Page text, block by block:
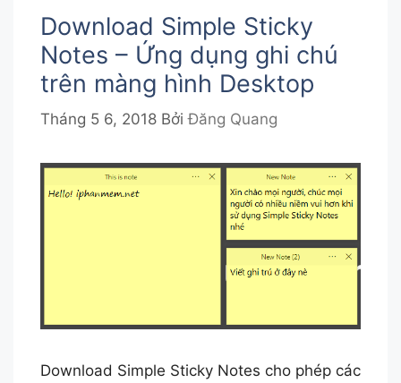
Download Simple Sticky
Notes – Ứng dụng ghi chú
trên màng hình Desktop
Tháng 5 6, 2018 BởiĐăng Quang
Download Simple Sticky Notes cho phép các